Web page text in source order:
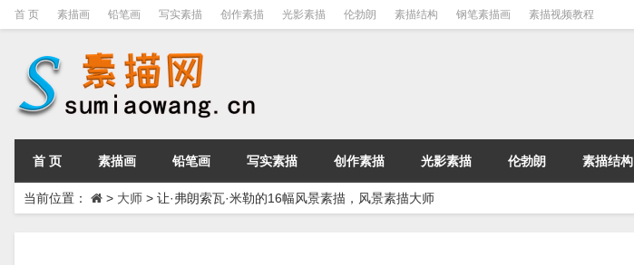
首 页 素描画 铅笔画 写实素描 创作素描 光影素描 伦勃朗 素描结构 钢笔素描画 素描视频教程
首 页 素描画 铅笔画 写实素描 创作素描 光影素描 伦勃朗 素描结构
当前位置： > 大师 > 让·弗朗索瓦·米勒的16幅风景素描，风景素描大师